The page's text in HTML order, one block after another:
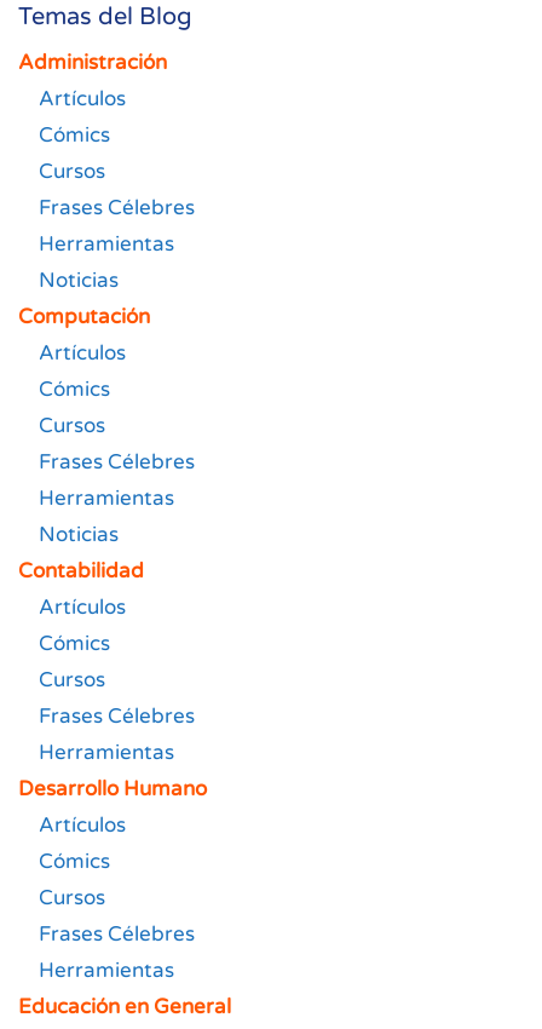
Temas del Blog
Administración
Artículos
Cómics
Cursos
Frases Célebres
Herramientas
Noticias
Computación
Artículos
Cómics
Cursos
Frases Célebres
Herramientas
Noticias
Contabilidad
Artículos
Cómics
Cursos
Frases Célebres
Herramientas
Desarrollo Humano
Artículos
Cómics
Cursos
Frases Célebres
Herramientas
Educación en General